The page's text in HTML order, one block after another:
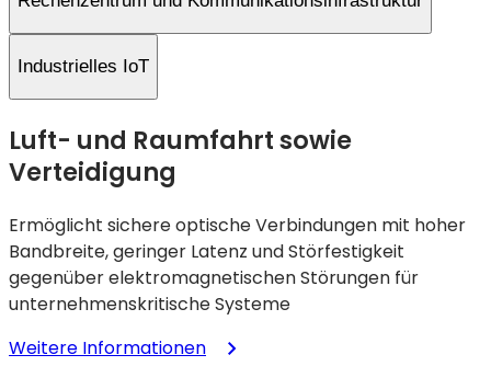
Industrielles IoT
Luft- und Raumfahrt sowie
Verteidigung
Ermöglicht sichere optische Verbindungen mit hoher
Bandbreite, geringer Latenz und Störfestigkeit
gegenüber elektromagnetischen Störungen für
unternehmenskritische Systeme
Weitere Informationen: